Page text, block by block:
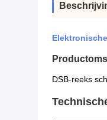
DSB-reeks